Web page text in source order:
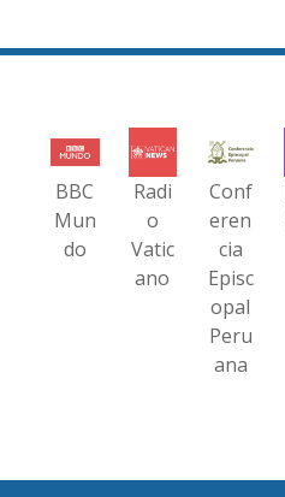
BBC
Mun
do
Radi
o
Vatic
ano
Conf
eren
cia
Episc
opal
Peru
ana